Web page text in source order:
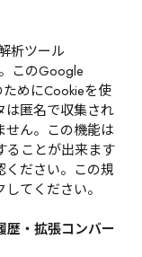
析ツール
このGoogle
めにCookieを使
は匿名で収集され
せん。この機能は
ることが出来ます
ください。この規
てください。
歴・拡張コンバー